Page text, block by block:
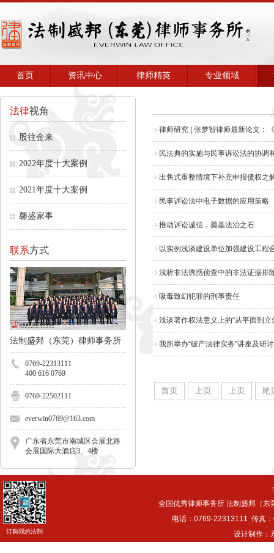
首页 资讯中心 律师精英 专业领域
法律视角
股往金来
2022年度十大案例
2021年度十大案例
馨盛家事
联系方式
法制盛邦（东莞）律师事务所
0769-22313111
400 616 0769
0769-22502111
everwin0769@163.com
广东省东莞市南城区会展北路
会展国际大酒店3、4楼
律师研究 | 张梦智律师最新论文：
民法典的实施与民事诉讼法的协调
出售式重整情境下补充申报债权之
民事诉讼法中电子数据的应用策略
推动诉讼诚信，奠基法治之石
以实例浅谈建设单位加强建设工程
浅析非法诱惑侦查中的非法证据排
吸毒致幻犯罪的刑事责任
浅谈著作权法意义上的“从平面到立
我所举办“破产法律实务”讲座及研
首页 上页 上页 尾
订购我的法制
全国优秀律师事务所 法制盛邦（
电话：0769-22313111 传真
设计制作：